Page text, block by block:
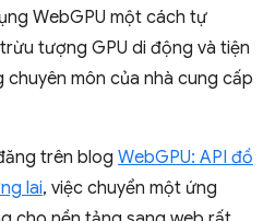
WebGPU một cách tự
tượng GPU di động và tiện
môn của nhà cung cấp
trên blog WebGPU: API đồ
lai, việc chuyển một ứng